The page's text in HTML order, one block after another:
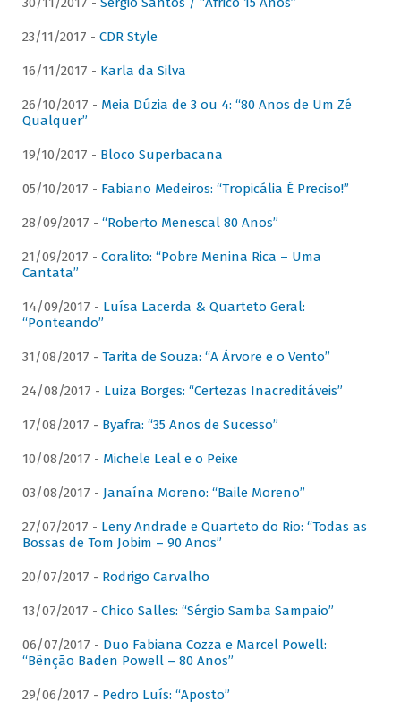
23/11/2017 - CDR Style
16/11/2017 - Karla da Silva
26/10/2017 - Meia Dúzia de 3 ou 4: “80 Anos de Um Zé
Qualquer”
19/10/2017 - Bloco Superbacana
05/10/2017 - Fabiano Medeiros: “Tropicália É Preciso!”
28/09/2017 - “Roberto Menescal 80 Anos”
21/09/2017 - Coralito: “Pobre Menina Rica – Uma
Cantata”
14/09/2017 - Luísa Lacerda & Quarteto Geral:
“Ponteando”
31/08/2017 - Tarita de Souza: “A Árvore e o Vento”
24/08/2017 - Luiza Borges: “Certezas Inacreditáveis”
17/08/2017 - Byafra: “35 Anos de Sucesso”
10/08/2017 - Michele Leal e o Peixe
03/08/2017 - Janaína Moreno: “Baile Moreno”
27/07/2017 - Leny Andrade e Quarteto do Rio: “Todas as
Bossas de Tom Jobim – 90 Anos”
20/07/2017 - Rodrigo Carvalho
13/07/2017 - Chico Salles: “Sérgio Samba Sampaio”
06/07/2017 - Duo Fabiana Cozza e Marcel Powell:
“Bênção Baden Powell – 80 Anos”
29/06/2017 - Pedro Luís: “Aposto”